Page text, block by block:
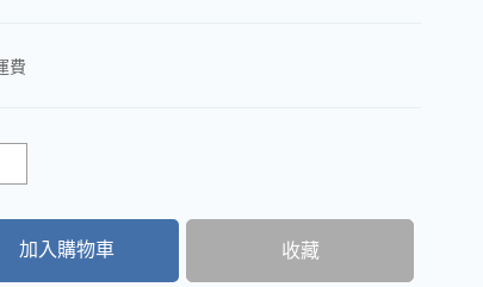
費
加入購物車 收藏